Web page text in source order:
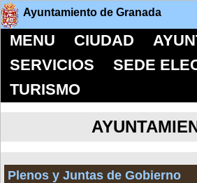
Ayuntamiento de Granada
MENU CIUDAD
SERVICIOS
SEDE
TURISMO
Plenos y Juntas de Gobierno